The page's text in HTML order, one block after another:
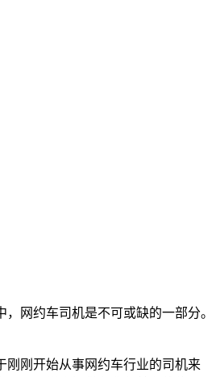
网约车司机是不可或缺的一部分。
刚刚开始从事网约车行业的司机来